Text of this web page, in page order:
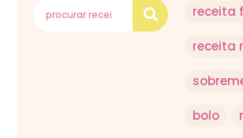
receita
receita
bolo